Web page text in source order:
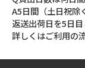
A5日間（土日祝除
返送出荷日を5日目
詳しくはご利用の